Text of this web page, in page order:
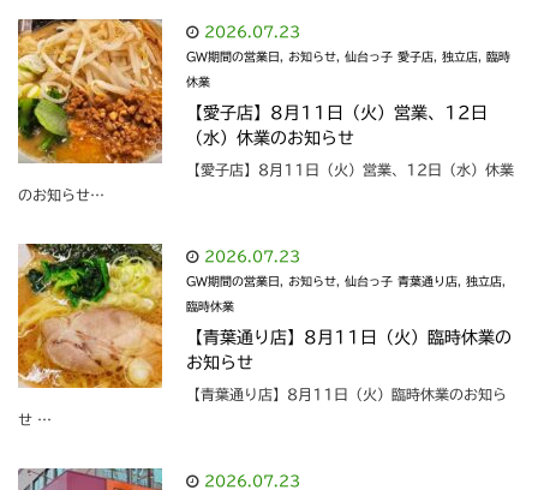
2026.07.23
GW期間の営業日 , お知らせ, 仙台っ子 愛子店, 独立店, 臨時
休業
【愛子店】8月11日（火）営業、12日
（水）休業のお知らせ
【愛子店】8月11日（火）営業、12日（水）休業
のお知らせ…
2026.07.23
GW期間の営業日 , お知らせ, 仙台っ子 青葉通り店, 独立店,
臨時休業
【青葉通り店】8月11日（火）臨時休業の
お知らせ
【青葉通り店】8月11日（火）臨時休業のお知ら
せ …
2026.07.23